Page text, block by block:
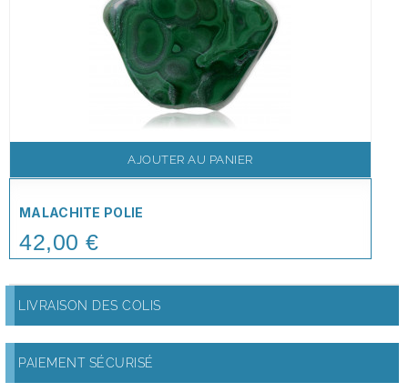
AJOUTER AU PANIER
MALACHITE POLIE
Price
42,00 €
LIVRAISON DES COLIS
PAIEMENT SÉCURISÉ